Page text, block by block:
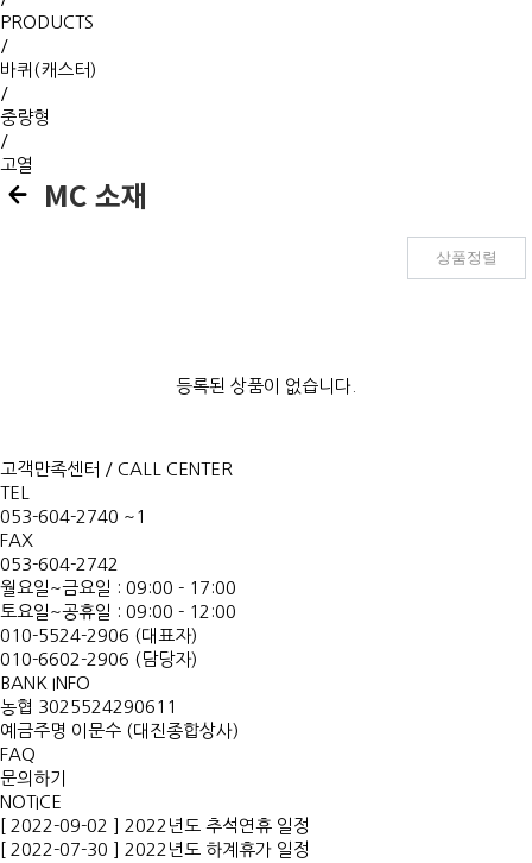
PRODUCTS
/
바퀴(캐스터)
/
중량형
/
고열
MC 소재
상품정렬
등록된 상품이 없습니다.
고객만족센터 / CALL CENTER
TEL
053-604-2740 ~1
FAX
053-604-2742
월요일~금요일 : 09:00 - 17:00
토요일~공휴일 : 09:00 - 12:00
010-5524-2906 (대표자)
010-6602-2906 (담당자)
BANK INFO
농협 3025524290611
예금주명 이문수 (대진종합상사)
FAQ
문의하기
NOTICE
[ 2022-09-02 ] 2022년도 추석연휴 일정
[ 2022-07-30 ] 2022년도 하계휴가 일정